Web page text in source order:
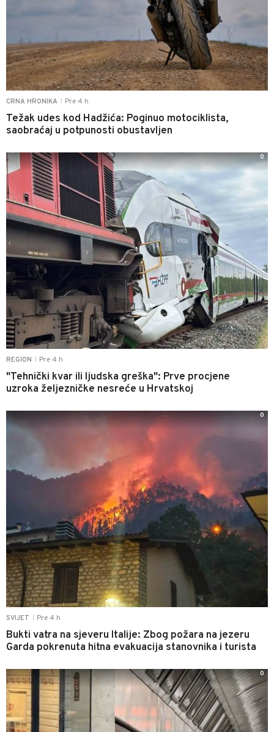
CRNA HRONIKA Pre 4 h
Težak udes kod Hadžića: Poginuo motociklista,
saobraćaj u potpunosti obustavljen
REGION Pre 4 h
"Tehnički kvar ili ljudska greška": Prve procjene
uzroka željezničke nesreće u Hrvatskoj
0
SVIJET Pre 4 h
Bukti vatra na sjeveru Italije: Zbog požara na jezeru
Garda pokrenuta hitna evakuacija stanovnika i turista
0
0